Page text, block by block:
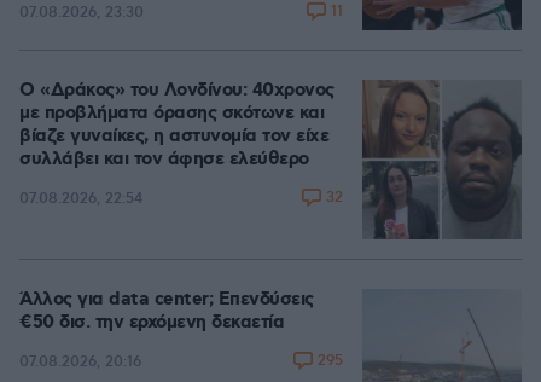
07.08.2026, 23:30 11
Ο «Δράκος» του Λονδίνου: 40χρονος
με προβλήματα όρασης σκότωνε και
βίαζε γυναίκες, η αστυνομία τον είχε
συλλάβει και τον άφησε ελεύθερο
07.08.2026, 22:54 32
Άλλος για data center; Επενδύσεις
€50 δισ. την ερχόμενη δεκαετία
07.08.2026, 20:16 295